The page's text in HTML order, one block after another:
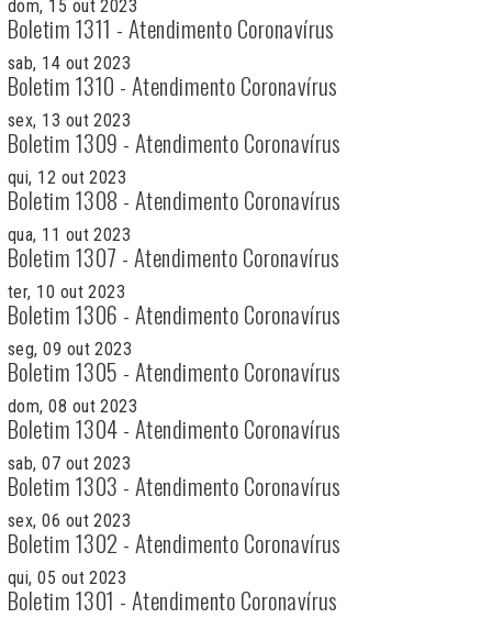
dom, 15 out 2023
Boletim 1311 - Atendimento Coronavírus
sab, 14 out 2023
Boletim 1310 - Atendimento Coronavírus
sex, 13 out 2023
Boletim 1309 - Atendimento Coronavírus
qui, 12 out 2023
Boletim 1308 - Atendimento Coronavírus
qua, 11 out 2023
Boletim 1307 - Atendimento Coronavírus
ter, 10 out 2023
Boletim 1306 - Atendimento Coronavírus
seg, 09 out 2023
Boletim 1305 - Atendimento Coronavírus
dom, 08 out 2023
Boletim 1304 - Atendimento Coronavírus
sab, 07 out 2023
Boletim 1303 - Atendimento Coronavírus
sex, 06 out 2023
Boletim 1302 - Atendimento Coronavírus
qui, 05 out 2023
Boletim 1301 - Atendimento Coronavírus